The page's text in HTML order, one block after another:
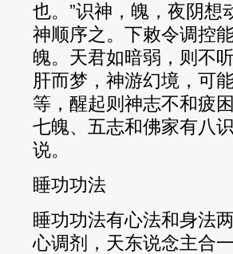
也。”识神，魄，夜阴
神顺序之。下敕令调控
魄。天君如暗弱，则不
肝而梦，神游幻境，可
等，醒起则神志不和疲
七魄、五志和佛家有八
说。
睡功功法
睡功功法有心法和身法
心调剂，天东说念主合